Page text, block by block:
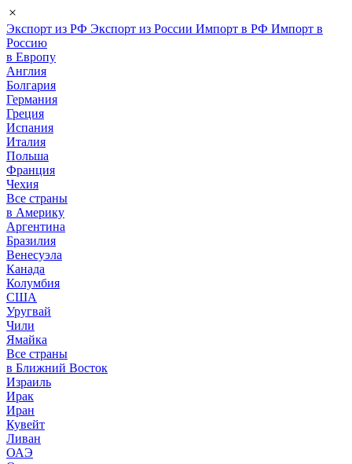
Экспорт из РФ Экспорт из России Импорт в РФ Импорт в
Россию
в Европу
Англия
Болгария
Германия
Греция
Испания
Италия
Польша
Франция
Чехия
Все страны
в Америку
Аргентина
Бразилия
Венесуэла
Канада
Колумбия
США
Уругвай
Чили
Ямайка
Все страны
в Ближний Восток
Израиль
Ирак
Иран
Кувейт
Ливан
ОАЭ